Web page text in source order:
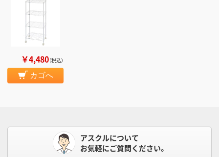
￥4,480（税込）
カゴへ
アスクルについて
お気軽にご質問ください。